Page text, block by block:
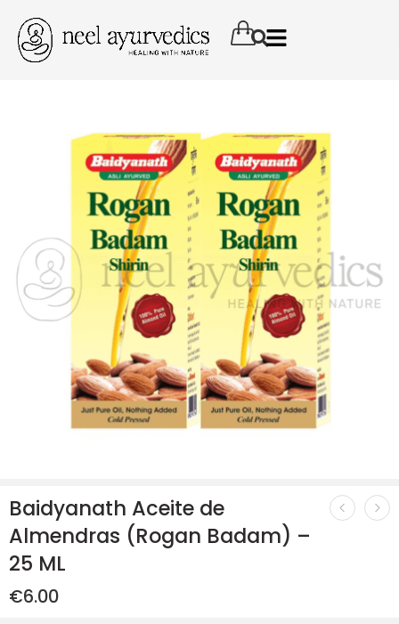
Baidyanath Aceite de
Almendras (Rogan Badam) –
25 ML
€6.00